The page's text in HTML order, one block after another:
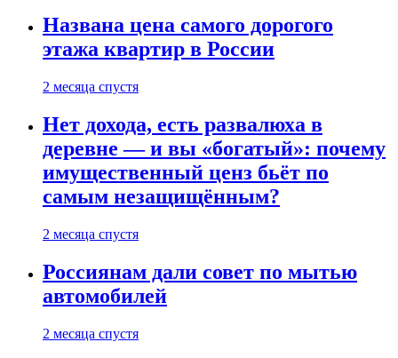
Названа цена самого дорогого
этажа квартир в России
2 месяца спустя
Нет дохода, есть развалюха в
деревне — и вы «богатый»: почему
имущественный ценз бьёт по
самым незащищённым?
2 месяца спустя
Россиянам дали совет по мытью
автомобилей
2 месяца спустя